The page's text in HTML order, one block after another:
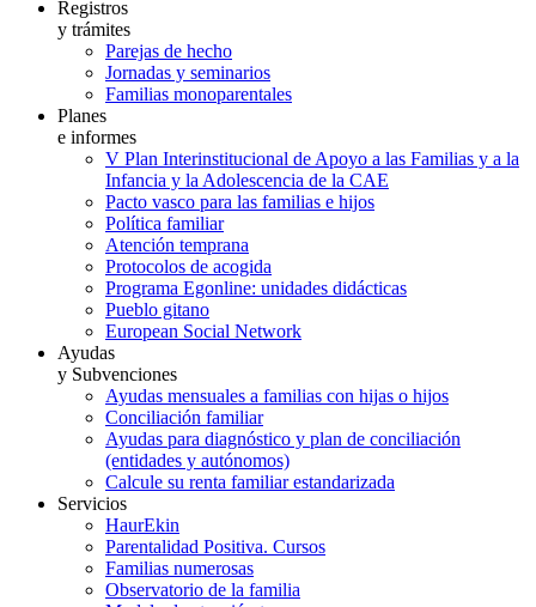
Registros
y trámites
Parejas de hecho
Jornadas y seminarios
Familias monoparentales
Planes
e informes
V Plan Interinstitucional de Apoyo a las Familias y a la
Infancia y la Adolescencia de la CAE
Pacto vasco para las familias e hijos
Política familiar
Atención temprana
Protocolos de acogida
Programa Egonline: unidades didácticas
Pueblo gitano
European Social Network
Ayudas
y Subvenciones
Ayudas mensuales a familias con hijas o hijos
Conciliación familiar
Ayudas para diagnóstico y plan de conciliación
(entidades y autónomos)
Calcule su renta familiar estandarizada
Servicios
HaurEkin
Parentalidad Positiva. Cursos
Familias numerosas
Observatorio de la familia